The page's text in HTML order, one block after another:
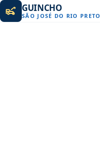
GUINCHO
SÃO JOSÉ DO RIO PRETO